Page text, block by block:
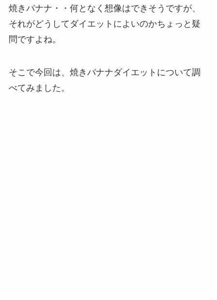
焼きバナナ・・何となく想像はできそうですが、
それがどうしてダイエットによいのかちょっと疑
問ですよね。
そこで今回は、焼きバナナダイエットについて調
べてみました。